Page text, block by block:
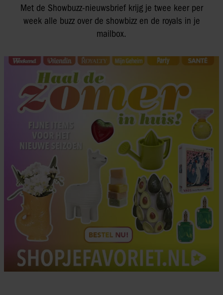
Met de Showbuzz-nieuwsbrief krijg je twee keer per
week alle buzz over de showbizz en de royals in je
mailbox.